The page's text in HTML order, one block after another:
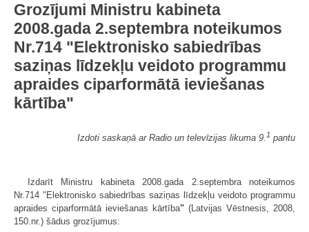
Grozījumi Ministru kabineta
2008.gada 2.septembra noteikumos
Nr.714 "Elektronisko sabiedrības
saziņas līdzekļu veidoto programmu
apraides ciparformātā ieviešanas
kārtība"
Izdoti saskaņā ar Radio un televīzijas likuma 9. 1 pantu
Izdarīt Ministru kabineta 2008.gada 2.septembra noteikumos
Nr.714 "Elektronisko sabiedrības saziņas līdzekļu veidoto programmu
apraides ciparformātā ieviešanas kārtība" (Latvijas Vēstnesis, 2008,
150.nr.) šādus grozījumus: